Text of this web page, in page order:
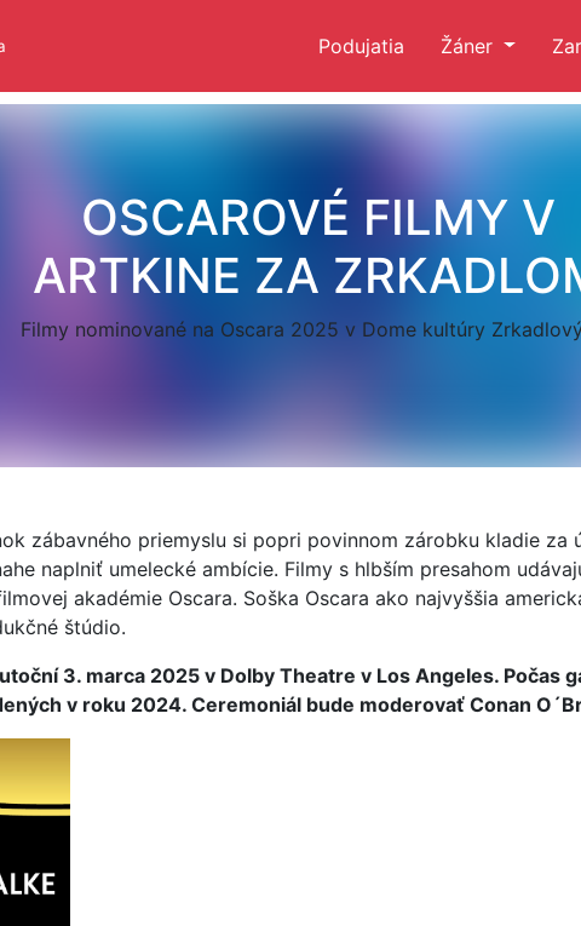
Podujatia Žáner
OSCAROVÉ FILMY V
ARTKINE ZA
Filmy nominované na Oscara 2025 v Dome kultúry
zábavného priemyslu si popri povinnom zárobku kladie za
naplniť umelecké ambície. Filmy s hlbším presahom
akadémie Oscara. Soška Oscara ako najvyššia
štúdio.
3. marca 2025 v Dolby Theatre v Los Angeles. Počas
v roku 2024. Ceremoniál bude moderovať Conan